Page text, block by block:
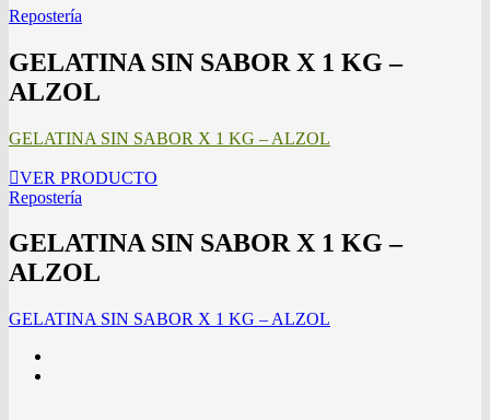
Repostería
GELATINA SIN SABOR X 1 KG –
ALZOL
GELATINA SIN SABOR X 1 KG – ALZOL
VER PRODUCTO
Repostería
GELATINA SIN SABOR X 1 KG –
ALZOL
GELATINA SIN SABOR X 1 KG – ALZOL